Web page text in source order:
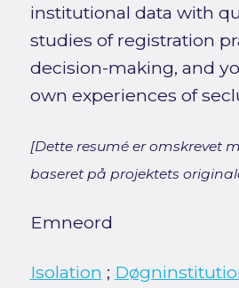
institutional data with
studies of registration
decision-making, and
own experiences of
[Dette resumé er omskrevet
baseret på projektets
Emneord
Isolation ;